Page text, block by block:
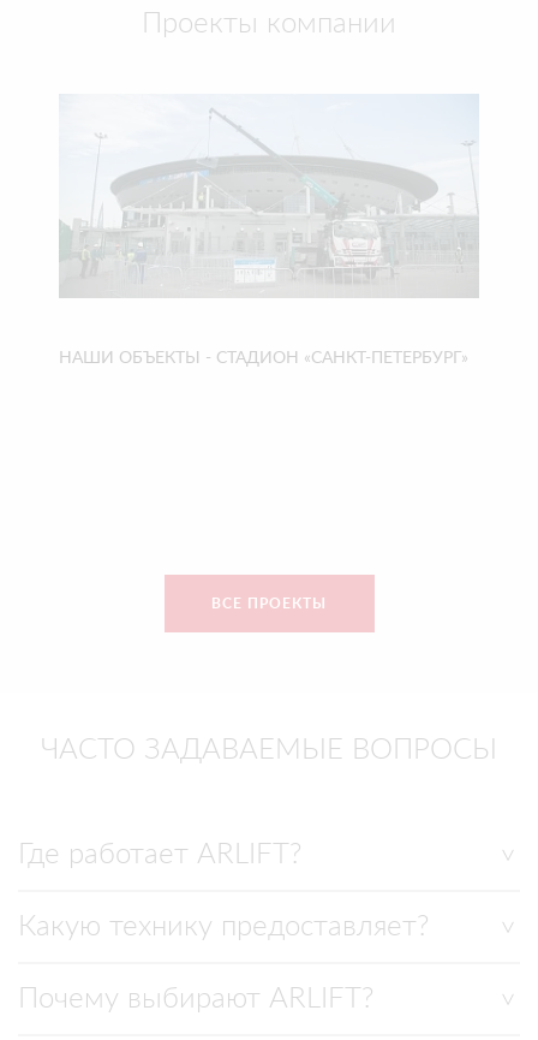
Проекты компании
НАШИ ОБЪЕКТЫ - СТАДИОН «САНКТ-ПЕТЕРБУРГ»
ВСЕ ПРОЕКТЫ
ЧАСТО ЗАДАВАЕМЫЕ ВОПРОСЫ
Где работает ARLIFT?
Какую технику предоставляет?
Почему выбирают ARLIFT?